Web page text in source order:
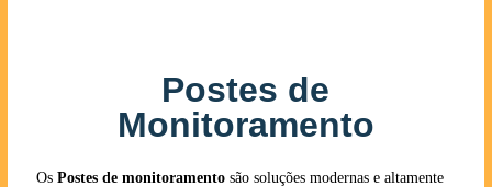
Postes de
Monitoramento
Os Postes de monitoramentosão soluções modernas e altamente